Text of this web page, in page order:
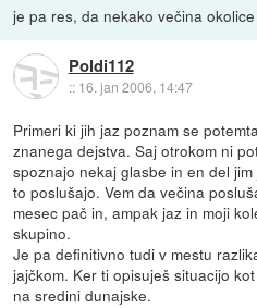
je pa res, da nekako večina
Poldi112
:: 16. jan 2006, 14:47
Primeri ki jih jaz poznam se
znanega dejstva. Saj otrokom ni
spoznajo nekaj glasbe in en del
to poslušajo. Vem da večina
mesec pač in, ampak jaz in moji
skupino.
Je pa definitivno tudi v mestu
jajčkom. Ker ti opisuješ situacijo
na sredini dunajske.